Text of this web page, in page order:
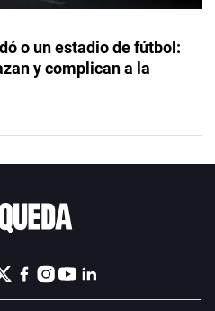
o un estadio de fútbol:
y complican a la